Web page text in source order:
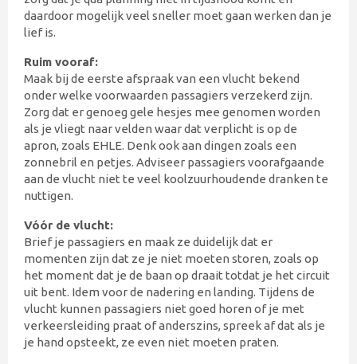
daardoor mogelijk veel sneller moet gaan werken dan je
lief is.
Ruim vooraf:
Maak bij de eerste afspraak van een vlucht bekend
onder welke voorwaarden passagiers verzekerd zijn.
Zorg dat er genoeg gele hesjes mee genomen worden
als je vliegt naar velden waar dat verplicht is op de
apron, zoals EHLE. Denk ook aan dingen zoals een
zonnebril en petjes. Adviseer passagiers voorafgaande
aan de vlucht niet te veel koolzuurhoudende dranken te
nuttigen.
Vóór de vlucht:
Brief je passagiers en maak ze duidelijk dat er
momenten zijn dat ze je niet moeten storen, zoals op
het moment dat je de baan op draait totdat je het circuit
uit bent. Idem voor de nadering en landing. Tijdens de
vlucht kunnen passagiers niet goed horen of je met
verkeersleiding praat of anderszins, spreek af dat als je
je hand opsteekt, ze even niet moeten praten.